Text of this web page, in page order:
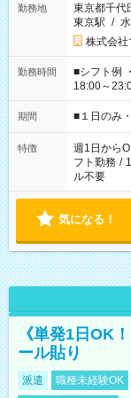
勤務地
東京都千代
東京駅 /
株式会社
勤務時間
■シフト例
18:00～
etc ★最短で3時間で5,120円のお仕事から 15時間で2万円近く稼
げるお仕事も！ ご希望のお時間に合わせて
ください！
期間 ■１日のみ
特徴 週1日から
フト勤務 /
ル不要
気になる！
《単発1日OK
ール貼り
派遣 職種未経験OK